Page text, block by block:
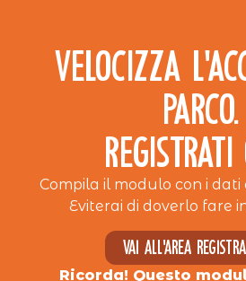
VELOCIZZA
PARCO.
Compila il modulo con i
Eviterai di doverlo fare
Vai all'area
Ricorda! Questo